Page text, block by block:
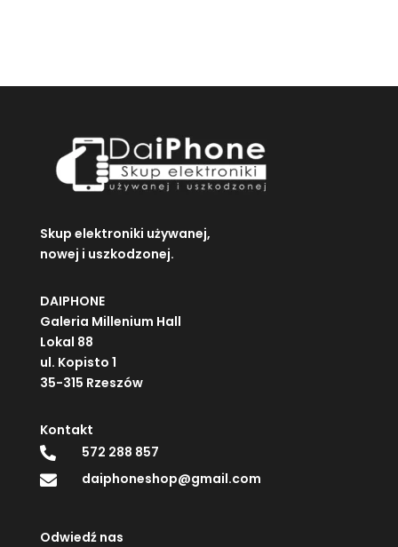
Skup elektroniki używanej,
nowej i uszkodzonej.
DAIPHONE
Galeria Millenium Hall
Lokal 88
ul. Kopisto 1
35-315 Rzeszów
Kontakt
 572 288 857
 daiphoneshop@gmail.com
Odwiedź nas